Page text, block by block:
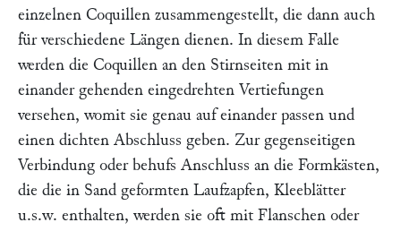
einzelnen Coquillen zusammengestellt, die dann auch
für verschiedene Längen dienen. In diesem Falle
werden die Coquillen an den Stirnseiten mit in
einander gehenden eingedrehten Vertiefungen
versehen, womit sie genau auf einander passen und
einen dichten Abschluss geben. Zur gegenseitigen
Verbindung oder behufs Anschluss an die Formkästen,
die die in Sand geformten Laufzapfen, Kleeblätter
u.s.w. enthalten, werden sie oft mit Flanschen oder